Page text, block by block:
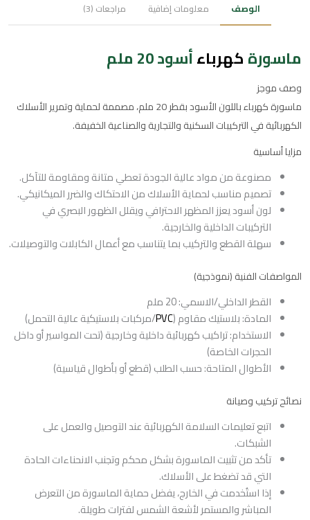
الوصف معلومات إضافية مراجعات (3)
ماسورةكهرباءأسود 20 ملم
وصف موجز
ماسورة كهرباء باللون الأسود بقطر 20 ملم، مصممة لحماية وتمرير الأسلاك
الكهربائية في التركيبات السكنية والتجارية والصناعية الخفيفة.
مزايا أساسية
مصنوعة من مواد عالية الجودة تعطي متانة ومقاومة للتآكل.
تصميم مناسب لحماية الأسلاك من الاحتكاك والضرر الميكانيكي.
لون أسود يعزز المظهر الاحترافي ويقلل الظهور البصري في
التركيبات الداخلية والخارجية.
سهلة القطع والتركيب بما يتناسب مع أعمال الكابلات والتوصيلات.
المواصفات الفنية (نموذجية)
القطر الداخلي/الاسمي: 20 ملم
المادة: بلاستيك مقاوم (PVC/مركبات بلاستيكية عالية التحمل)
الاستخدام: تراكيب كهربائية داخلية وخارجية (تحت المواسير أو داخل
الحجرات الخاصة)
الأطوال المتاحة: حسب الطلب (قطع أو بأطوال قياسية)
نصائح تركيب وصيانة
اتبع تعليمات السلامة الكهربائية عند التوصيل والعمل على
الشبكات.
تأكد من تثبيت الماسورة بشكل محكم وتجنب الانحناءات الحادة
التي قد تضغط على الأسلاك.
إذا استُخدمت في الخارج، يفضل حماية الماسورة من التعرض
المباشر والمستمر لأشعة الشمس لفترات طويلة.